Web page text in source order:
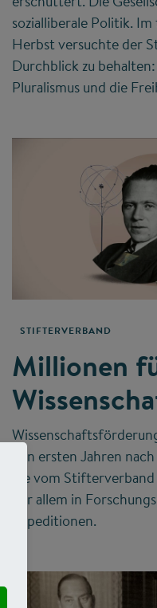
sozialliberale Politik.
Herbst versuchte der
Durchblick zu
Pluralismus und die
STIFTERVERBAND
Millionen
den ersten Jahren
die vom
vor allem in
Expeditionen.